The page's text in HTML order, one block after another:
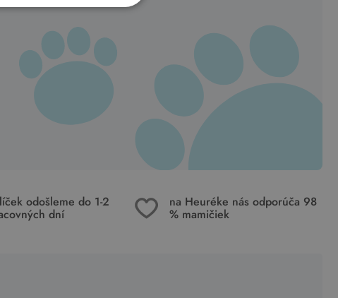
odošleme do 1-2
dní
na Heuréke nás odporúča 98
% mamičiek